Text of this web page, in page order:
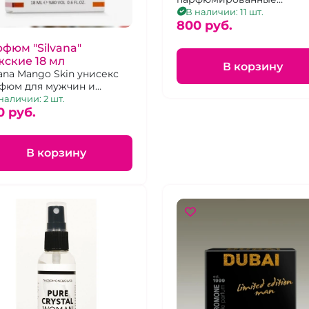
"Silvana"
18 мл
Mango Skin унисекс
для мужчин и
2 шт.
pуб.
В корзину
композиции для
привлечения мужчин,
ароматы в ассортименте,
мл
В наличии: 11 шт.
800 pуб.
В корзину